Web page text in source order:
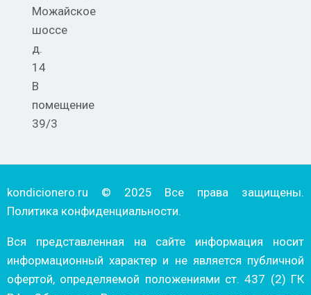
Можайское
шоссе
д.
14
В
помещение
39/3
kondicionero.ru © 2025 Все права защищены.
Политика конфиденциальности.
Вся представленная на сайте информация носит
информационный характер и не является публичной
офертой, определяемой положениями ст. 437 (2) ГК